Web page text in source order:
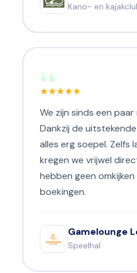
Kano- en
“
★★★★★
We zijn sinds een
Dankzij de
alles erg soepel. Zelfs
kregen we vrijwel
hebben geen
boekingen.
Gamelounge
Speelhal